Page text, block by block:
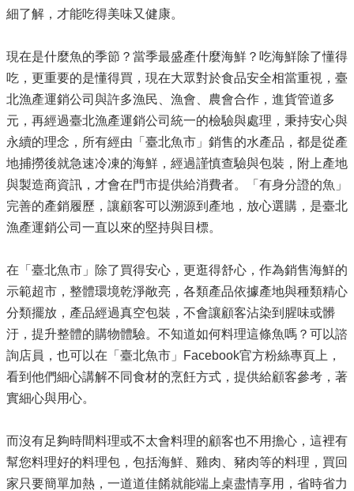
細了解，才能吃得美味又健康。
現在是什麼魚的季節？當季最盛產什麼海鮮？吃海鮮除了懂得
吃，更重要的是懂得買，現在大眾對於食品安全相當重視，臺
北漁產運銷公司與許多漁民、漁會、農會合作，進貨管道多
元，再經過臺北漁產運銷公司統一的檢驗與處理，秉持安心與
永續的理念，所有經由「臺北魚市」銷售的水產品，都是從產
地捕撈後就急速冷凍的海鮮，經過謹慎查驗與包裝，附上產地
與製造商資訊，才會在門市提供給消費者。「有身分證的魚」
完善的產銷履歷，讓顧客可以溯源到產地，放心選購，是臺北
漁產運銷公司一直以來的堅持與目標。
在「臺北魚市」除了買得安心，更逛得舒心，作為銷售海鮮的
示範超市，整體環境乾淨敞亮，各類產品依據產地與種類精心
分類擺放，產品經過真空包裝，不會讓顧客沾染到腥味或髒
汙，提升整體的購物體驗。不知道如何料理這條魚嗎？可以諮
詢店員，也可以在「臺北魚市」Facebook官方粉絲專頁上，
看到他們細心講解不同食材的烹飪方式，提供給顧客參考，著
實細心與用心。
而沒有足夠時間料理或不太會料理的顧客也不用擔心，這裡有
幫您料理好的料理包，包括海鮮、雞肉、豬肉等的料理，買回
家只要簡單加熱，一道道佳餚就能端上桌盡情享用，省時省力